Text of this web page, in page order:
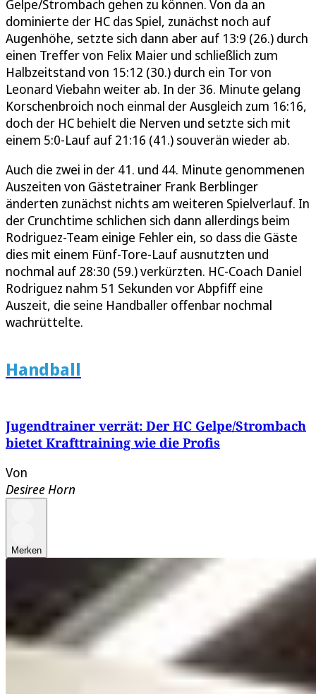
Gelpe/Strombach gehen zu können. Von da an
dominierte der HC das Spiel, zunächst noch auf
Augenhöhe, setzte sich dann aber auf 13:9 (26.) durch
einen Treffer von Felix Maier und schließlich zum
Halbzeitstand von 15:12 (30.) durch ein Tor von
Leonard Viebahn weiter ab. In der 36. Minute gelang
Korschenbroich noch einmal der Ausgleich zum 16:16,
doch der HC behielt die Nerven und setzte sich mit
einem 5:0-Lauf auf 21:16 (41.) souverän wieder ab.
Auch die zwei in der 41. und 44. Minute genommenen
Auszeiten von Gästetrainer Frank Berblinger
änderten zunächst nichts am weiteren Spielverlauf. In
der Crunchtime schlichen sich dann allerdings beim
Rodriguez-Team einige Fehler ein, so dass die Gäste
dies mit einem Fünf-Tore-Lauf ausnutzten und
nochmal auf 28:30 (59.) verkürzten. HC-Coach Daniel
Rodriguez nahm 51 Sekunden vor Abpfiff eine
Auszeit, die seine Handballer offenbar nochmal
wachrüttelte.
Handball
Jugendtrainer verrät: Der HC Gelpe/Strombach
bietet Krafttraining wie die Profis
Von
Desiree Horn
Merken